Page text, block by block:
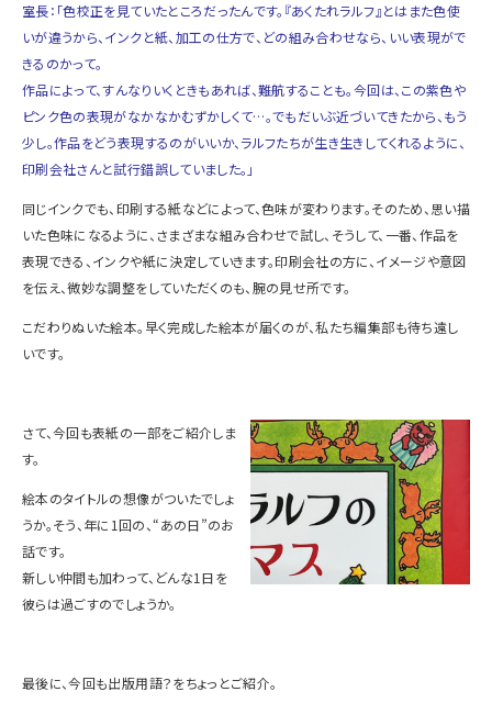
室長：「色校正を見ていたところだったんです。『あくたれラルフ』とはまた色使
いが違うから、インクと紙、加工の仕方で、どの組み合わせなら、いい表現がで
きるのかって。
作品によって、すんなりいくときもあれば、難航することも。今回は、この紫色や
ピンク色の表現がなかなかむずかしくて…。でもだいぶ近づいてきたから、もう
少し。作品をどう表現するのがいいか、ラルフたちが生き生きしてくれるように、
印刷会社さんと試行錯誤していました。」
同じインクでも、印刷する紙などによって、色味が変わります。そのため、思い描
いた色味になるように、さまざまな組み合わせで試し、そうして、一番、作品を
表現できる、インクや紙に決定していきます。印刷会社の方に、イメージや意図
を伝え、微妙な調整をしていただくのも、腕の見せ所です。
こだわりぬいた絵本。早く完成した絵本が届くのが、私たち編集部も待ち遠し
いです。
さて、今回も表紙の一部をご紹介しま
す。
絵本のタイトルの想像がついたでしょ
うか。そう、年に1回の、“あの日”のお
話です。
新しい仲間も加わって、どんな1日を
彼らは過ごすのでしょうか。
最後に、今回も出版用語？をちょっとご紹介。